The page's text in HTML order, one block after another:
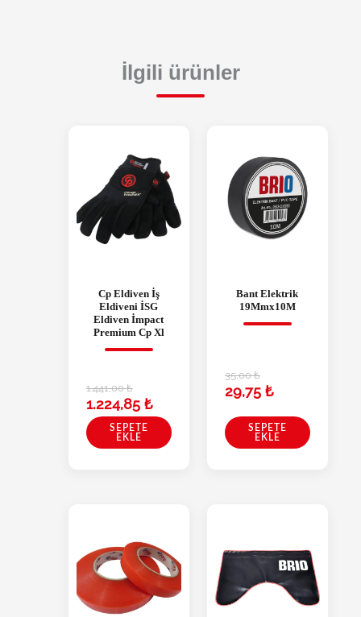
İlgili ürünler
Cp Eldiven İş
Eldiveni İSG
Eldiven İmpact
Premium Cp Xl
1.441,00₺
1.224,85 ₺
SEPETE
EKLE
Bant Elektrik
19Mmx10M
35,00₺
29,75 ₺
SEPETE
EKLE